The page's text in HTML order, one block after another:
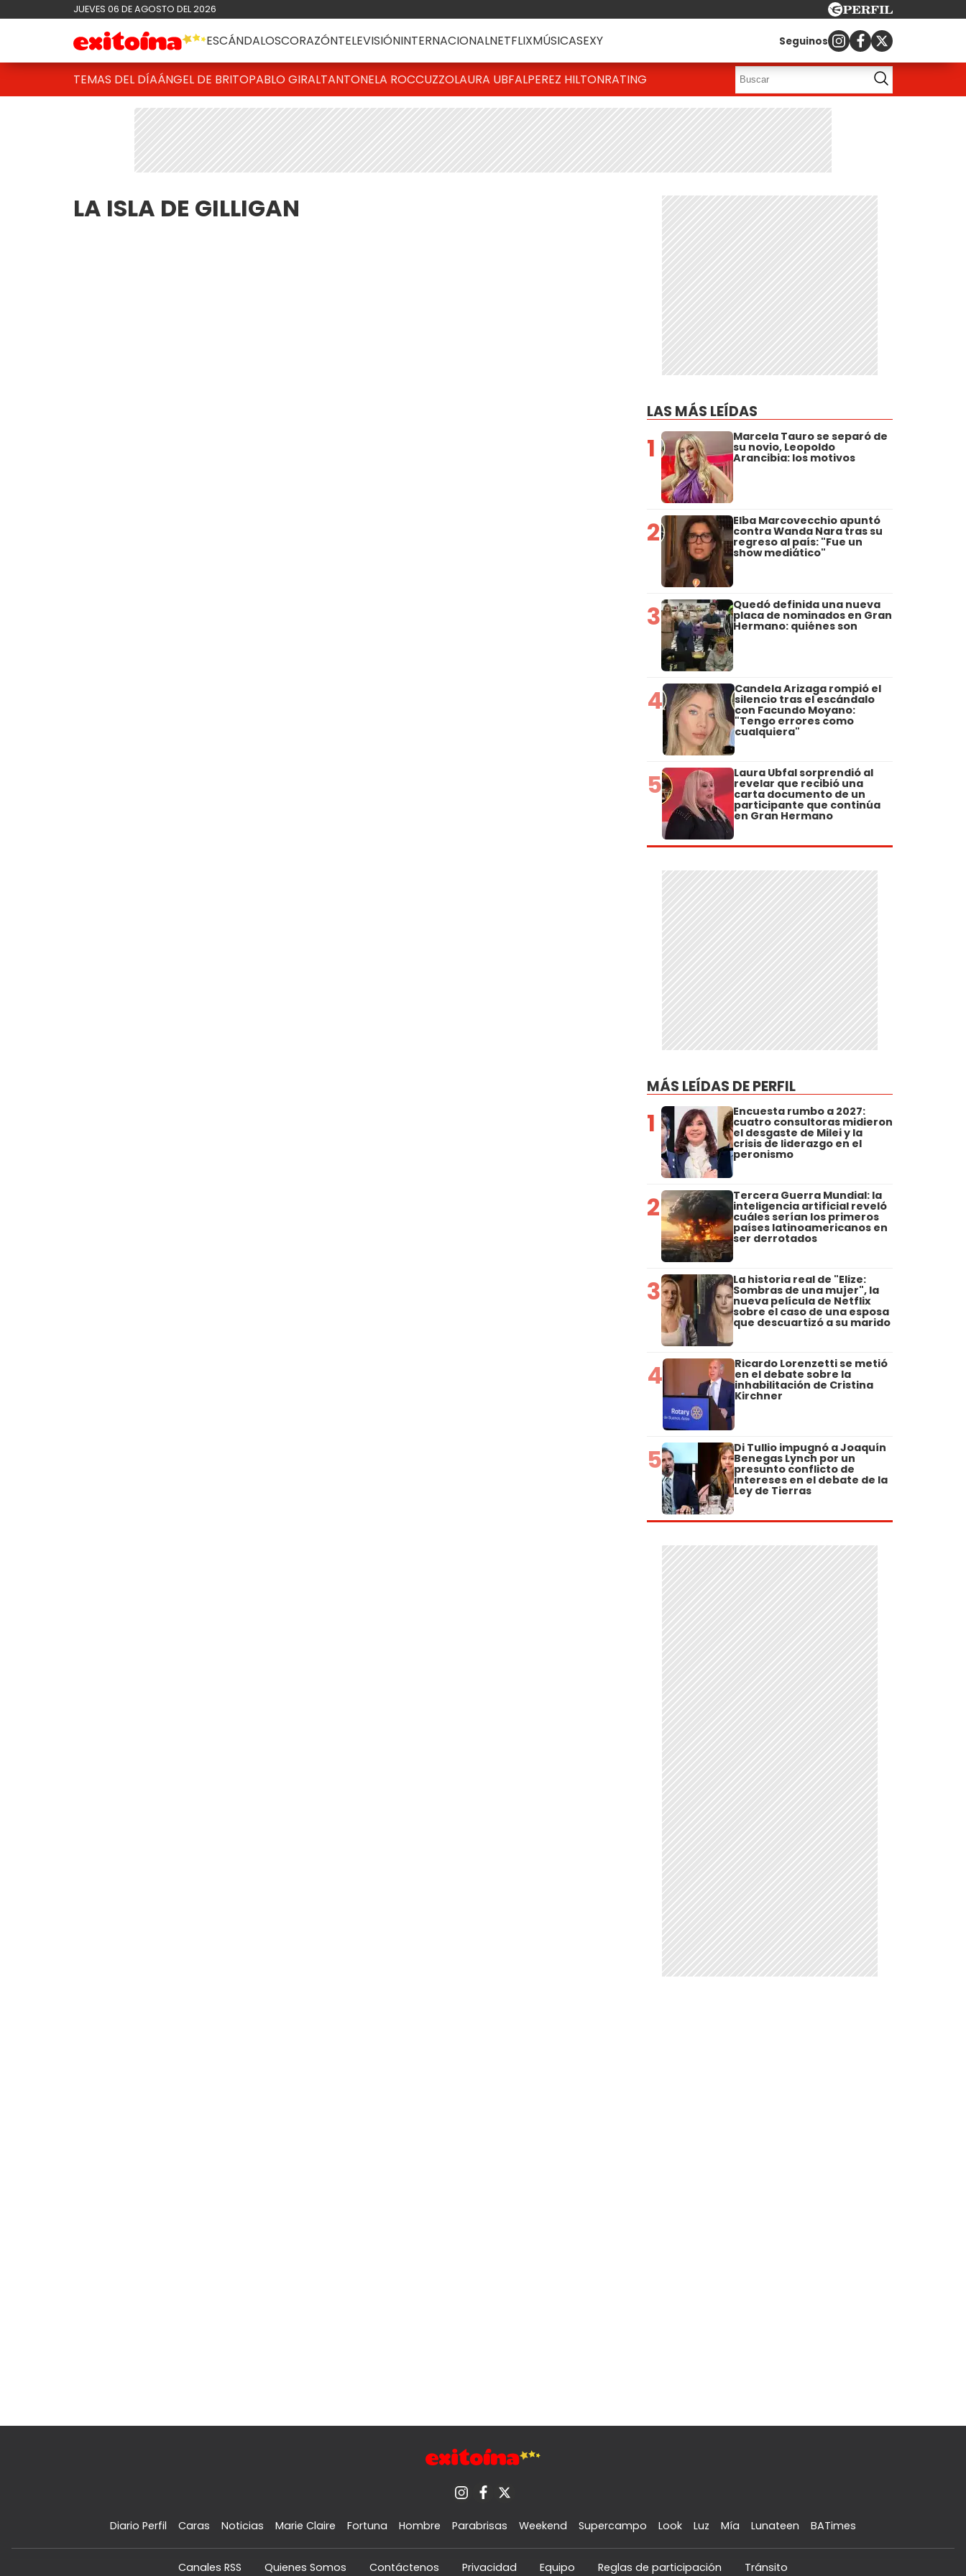
JUEVES 06 DE AGOSTO DEL 2026
ESCÁNDALOSCORAZÓNTELEVISIÓNINTERNACIONALNETFLIXMÚSICASEXY Seguinos
TEMAS DEL DÍAÁNGEL DE BRITOPABLO GIRALTANTONELA ROCCUZZOLAURA UBFALPEREZ HILTONRATING
LA ISLA DE GILLIGAN
LAS MÁS LEÍDAS
1 Marcela Tauro se separó de
su novio, Leopoldo
Arancibia: los motivos
2 Elba Marcovecchio apuntó
contra Wanda Nara tras su
regreso al país: "Fue un
show mediático"
3 Quedó definida una nueva
placa de nominados en Gran
Hermano: quiénes son
4 Candela Arizaga rompió el
silencio tras el escándalo
con Facundo Moyano:
"Tengo errores como
cualquiera"
5 Laura Ubfal sorprendió al
revelar que recibió una
carta documento de un
participante que continúa
en Gran Hermano
MÁS LEÍDAS DE PERFIL
1 Encuesta rumbo a 2027:
cuatro consultoras midieron
el desgaste de Milei y la
crisis de liderazgo en el
peronismo
2 Tercera Guerra Mundial: la
inteligencia artificial reveló
cuáles serían los primeros
países latinoamericanos en
ser derrotados
3 La historia real de "Elize:
Sombras de una mujer", la
nueva película de Netflix
sobre el caso de una esposa
que descuartizó a su marido
4 Ricardo Lorenzetti se metió
en el debate sobre la
inhabilitación de Cristina
Kirchner
5 Di Tullio impugnó a Joaquín
Benegas Lynch por un
presunto conflicto de
intereses en el debate de la
Ley de Tierras
Diario Perfil Caras Noticias Marie Claire Fortuna Hombre Parabrisas Weekend Supercampo Look Luz Mía Lunateen BATimes
Canales RSS Quienes Somos Contáctenos Privacidad Equipo Reglas de participación Tránsito